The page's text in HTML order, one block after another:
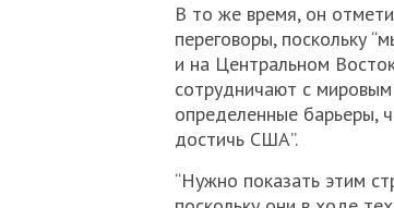
В то же время, он
переговоры, поскольку
и на Центральном
сотрудничают с
определенные барьеры,
достичь США”.
“Нужно показать этим